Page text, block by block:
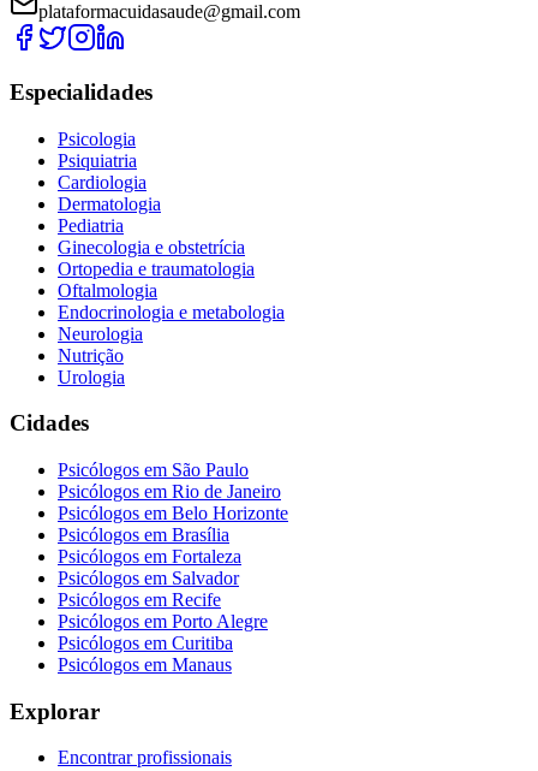
plataformacuidasaude@gmail.com
Especialidades
Psicologia
Psiquiatria
Cardiologia
Dermatologia
Pediatria
Ginecologia e obstetrícia
Ortopedia e traumatologia
Oftalmologia
Endocrinologia e metabologia
Neurologia
Nutrição
Urologia
Cidades
Psicólogos em São Paulo
Psicólogos em Rio de Janeiro
Psicólogos em Belo Horizonte
Psicólogos em Brasília
Psicólogos em Fortaleza
Psicólogos em Salvador
Psicólogos em Recife
Psicólogos em Porto Alegre
Psicólogos em Curitiba
Psicólogos em Manaus
Explorar
Encontrar profissionais